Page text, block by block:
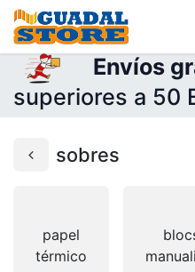
Envíos
superiores a 50
sobres
papel
térmico